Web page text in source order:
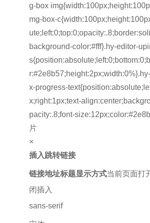
g-box
mg-box-
background-color:#fff}.hy-editor-
x-progress-
x;right:1px;text-
pacity:.8;font-
片
×
插入跳转链接
链接地址标题显示方式当前页面打
闭插入
sans-serif